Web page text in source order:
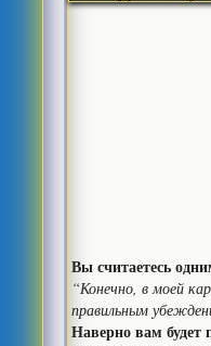
Вы считаетесь
“Конечно, в моей
правильным
Наверно вам